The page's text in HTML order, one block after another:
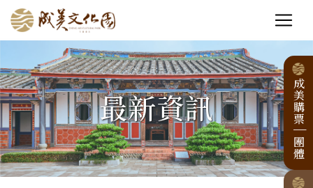
成美購票
|
團體
最新資訊